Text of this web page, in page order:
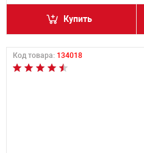
Купить
Код товара: 134018